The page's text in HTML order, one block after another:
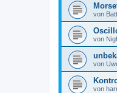
von
von
von
von